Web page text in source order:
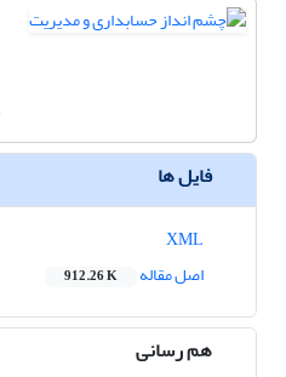
فایل ها
اصل مقاله
912.26 K
هم رسانی